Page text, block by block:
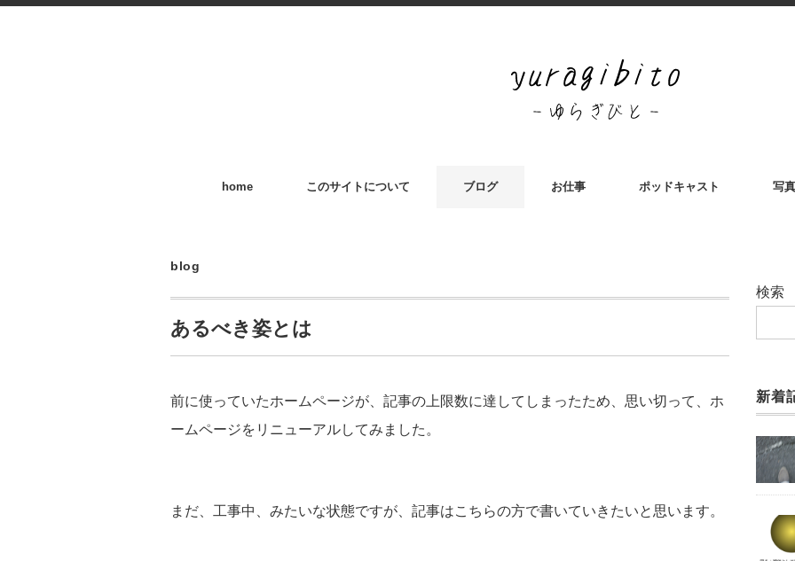
home このサイトについて ブログ お仕事 ポッドキャスト 写真
blog
あるべき姿とは
前に使っていたホームページが、記事の上限数に達してしまったため、思い切って、ホ
ームページをリニューアルしてみました。
まだ、工事中、みたいな状態ですが、記事はこちらの方で書いていきたいと思います。
検索
新着